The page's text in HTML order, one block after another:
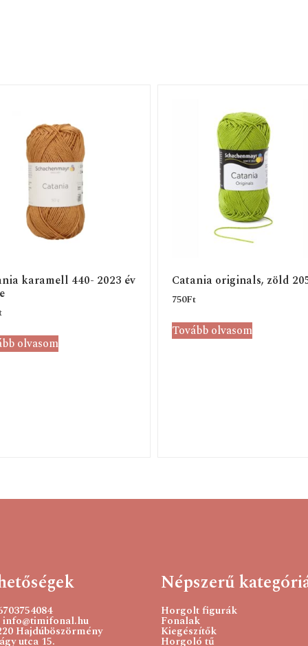
karamell 440- 2023 év
olvasom
Catania originals, zöld
750Ft
Tovább olvasom
Hajdúböszörmény
utca 15.
Népszerű
Horgolt figurák
Fonalak
Kiegészítők
Horgoló tű